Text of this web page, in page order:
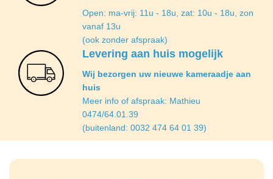
Open: ma-vrij: 11u - 18u, zat: 10u - 18u, zon
vanaf 13u
(ook zonder afspraak)
Levering aan huis mogelijk
Wij bezorgen uw nieuwe kameraadje aan
huis
Meer info of afspraak: Mathieu
0474/64.01.39
(buitenland: 0032 474 64 01 39)